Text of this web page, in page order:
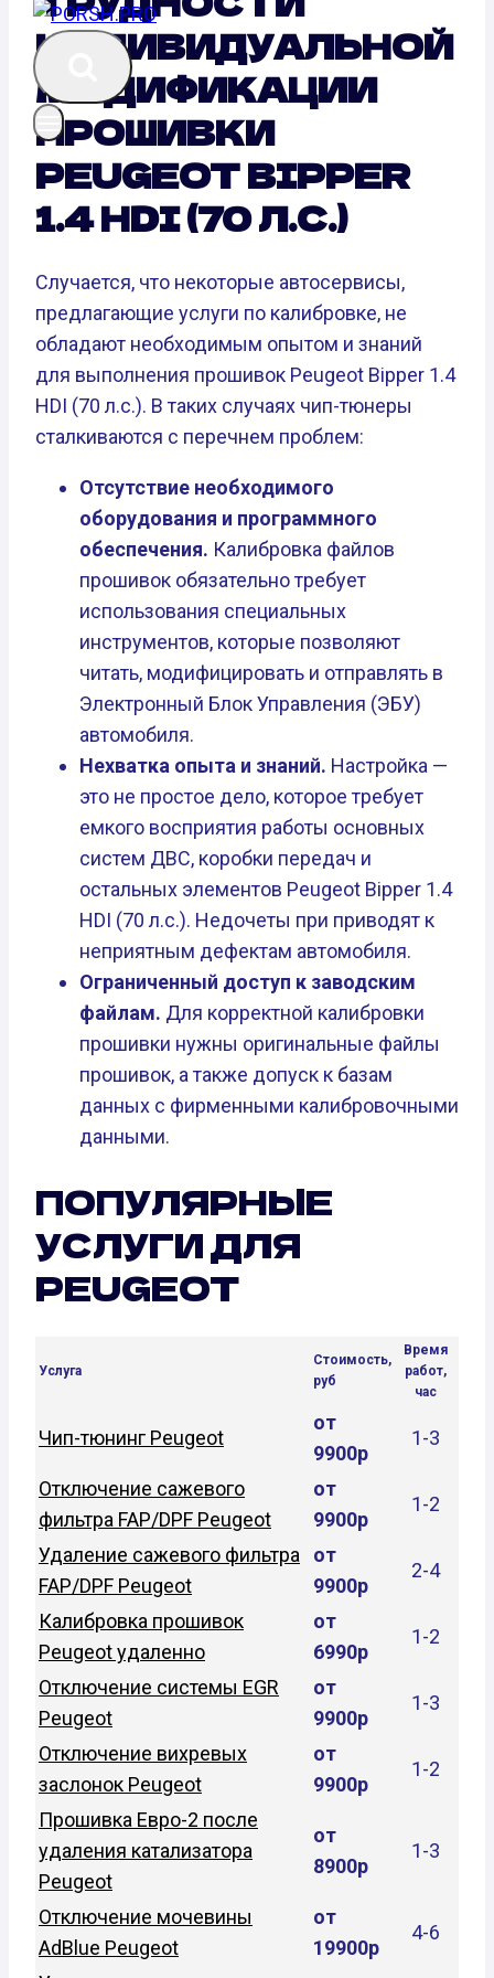
ИНДИВИДУАЛЬНОЙ
МОДИФИКАЦИИ
ПРОШИВКИ
PEUGEOT BIPPER
1.4 HDI (70 Л.С.)
Случается, что некоторые автосервисы,
предлагающие услуги по калибровке, не
обладают необходимым опытом и знаний
для выполнения прошивок Peugeot Bipper 1.4
HDI (70 л.с.). В таких случаях чип-тюнеры
сталкиваются с перечнем проблем:
Отсутствие необходимого
оборудования и программного
обеспечения. Калибровка файлов
прошивок обязательно требует
использования специальных
инструментов, которые позволяют
читать, модифицировать и отправлять в
Электронный Блок Управления (ЭБУ)
автомобиля.
Нехватка опыта и знаний. Настройка —
это не простое дело, которое требует
емкого восприятия работы основных
систем ДВС, коробки передач и
остальных элементов Peugeot Bipper 1.4
HDI (70 л.с.). Недочеты при приводят к
неприятным дефектам автомобиля.
Ограниченный доступ к заводским
файлам. Для корректной калибровки
прошивки нужны оригинальные файлы
прошивок, а также допуск к базам
данных с фирменными калибровочными
данными.
ПОПУЛЯРНЫЕ
УСЛУГИ ДЛЯ
PEUGEOT
Услуга
Стоимость,
руб
Время
работ,
час
Чип-тюнинг Peugeot
от
9900р
1-3
Отключение сажевого
фильтра FAP/DPF Peugeot
от
9900р
1-2
Удаление сажевого фильтра
FAP/DPF Peugeot
от
9900р
2-4
Калибровка прошивок
Peugeot удаленно
от
6990р
1-2
Отключение системы EGR
Peugeot
от
9900р
1-3
Отключение вихревых
заслонок Peugeot
от
9900р
1-2
Прошивка Евро-2 после
удаления катализатора
Peugeot
от
8900р
1-3
Отключение мочевины
AdBlue Peugeot
от
19900р
4-6